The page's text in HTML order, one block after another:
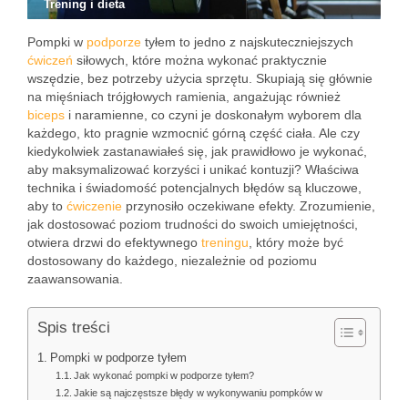
Trening i dieta
Pompki w podporze tyłem to jedno z najskuteczniejszych
ćwiczeń siłowych, które można wykonać praktycznie
wszędzie, bez potrzeby użycia sprzętu. Skupiają się głównie
na mięśniach trójgłowych ramienia, angażując również
biceps i naramienne, co czyni je doskonałym wyborem dla
każdego, kto pragnie wzmocnić górną część ciała. Ale czy
kiedykolwiek zastanawiałeś się, jak prawidłowo je wykonać,
aby maksymalizować korzyści i unikać kontuzji? Właściwa
technika i świadomość potencjalnych błędów są kluczowe,
aby to ćwiczenie przynosiło oczekiwane efekty. Zrozumienie,
jak dostosować poziom trudności do swoich umiejętności,
otwiera drzwi do efektywnego treningu , który może być
dostosowany do każdego, niezależnie od poziomu
zaawansowania.
Spis treści
Pompki w podporze tyłem
Jak wykonać pompki w podporze tyłem?
Jakie są najczęstsze błędy w wykonywaniu pompków w